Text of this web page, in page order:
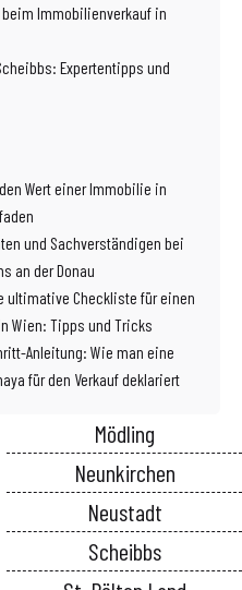
beim Immobilienverkauf in
Expertentipps und
Wert einer Immobilie in
und Sachverständigen bei
an der Donau
ultimative Checkliste für einen
Wien: Tipps und Tricks
Anleitung: Wie man eine
für den Verkauf deklariert
Mödling
Neunkirchen
Neustadt
Scheibbs